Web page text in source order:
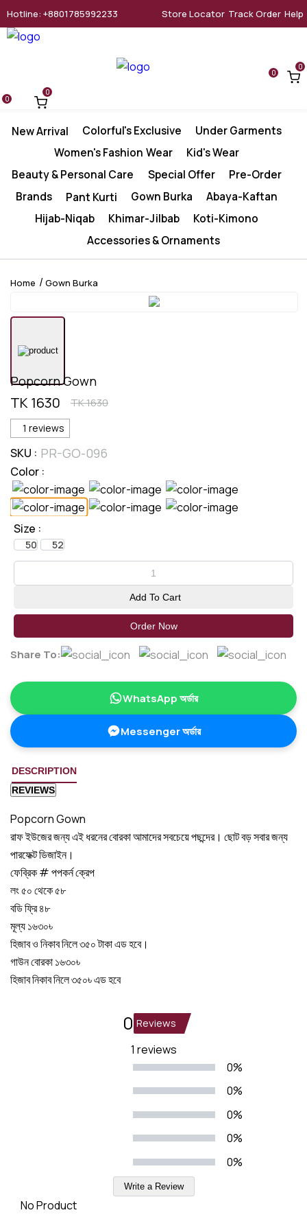
Hotline: +8801785992233 Store Locator Track Order Help
0
0
0
0
New Arrival Colorful's Exclusive
Under Garments
Women's Fashion Wear
Kid's Wear
Beauty & Personal Care
Special Offer
Pre-Order
Brands
Pant Kurti Gown Burka
Abaya-Kaftan
Hijab-Niqab
Khimar-Jilbab
Koti-Kimono
Accessories & Ornaments
Home Gown Burka
Popcorn Gown
TK 1630 TK 1630
1 reviews
SKU : PR-GO-096
Color :
Size :
50 52
Add To Cart
Order Now
Share To:
WhatsApp অর্ডার
Messenger অর্ডার
DESCRIPTION
REVIEWS
Popcorn Gown
রাফ ইউজের জন্য এই ধরনের বোরকা আমাদের সবচেয়ে পছন্দের। ছোট বড় সবার জন্য
পারফেক্ট ডিজাইন।
ফেব্রিক # পপকর্ন ক্রেপ
লং ৫০ থেকে ৫৮
বডি ফ্রি ৪৮
মূল্য ১৬৩০৳
হিজাব ও নিকাব নিলে ৩৫০ টাকা এড হবে।
গাউন বোরকা ১৬৩০৳
হিজাব নিকাব নিলে ৩৫০৳ এড হবে
0 Reviews
1 reviews
0%
0%
0%
0%
0%
Write a Review
No Product